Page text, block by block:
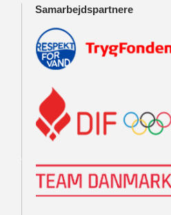
Samarbejdspartnere